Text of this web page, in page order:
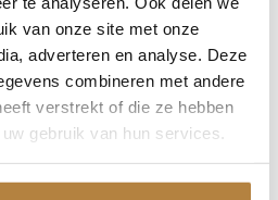
van onze site met onze
adverteren en analyse. Deze
combineren met andere
verstrekt of die ze hebben
gebruik van hun services.
uw vraag
afspraak